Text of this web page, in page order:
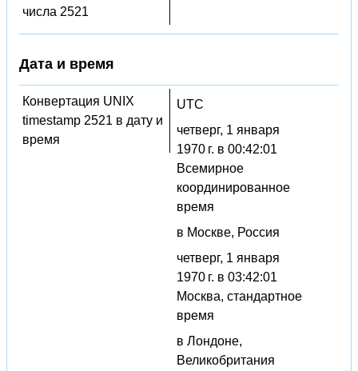
числа 2521
Дата и время
Конвертация UNIX
timestamp 2521 в дату и
время
UTC
четверг, 1 января
1970 г. в 00:42:01
Всемирное
координированное
время
в Москве, Россия
четверг, 1 января
1970 г. в 03:42:01
Москва, стандартное
время
в Лондоне,
Великобритания